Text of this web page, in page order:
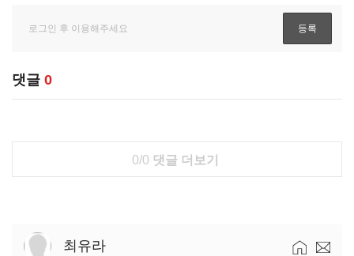
댓글 0
0/0 댓글 더보기
최유라